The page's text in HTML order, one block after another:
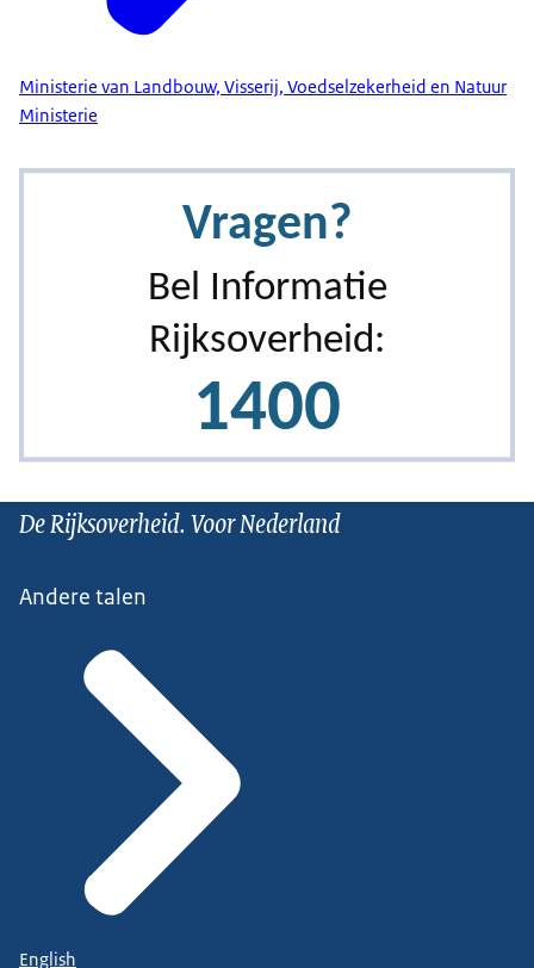
Ministerie van Landbouw, Visserij, Voedselzekerheid en Natuur
Ministerie
De Rijksoverheid. Voor Nederland
Andere talen
English